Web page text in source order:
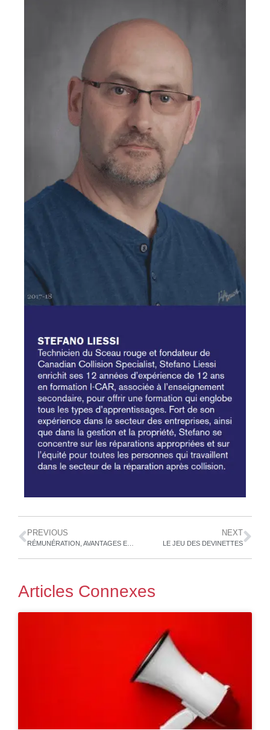
PREVIOUS NEXT
LE JEU DES DEVINETTES
Articles Connexes